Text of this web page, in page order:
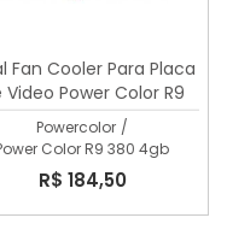
Fan Cooler Para Placa
Video Power Color R9
380 4gb
Powercolor /
Color R9 380 4gb
R$ 184,50